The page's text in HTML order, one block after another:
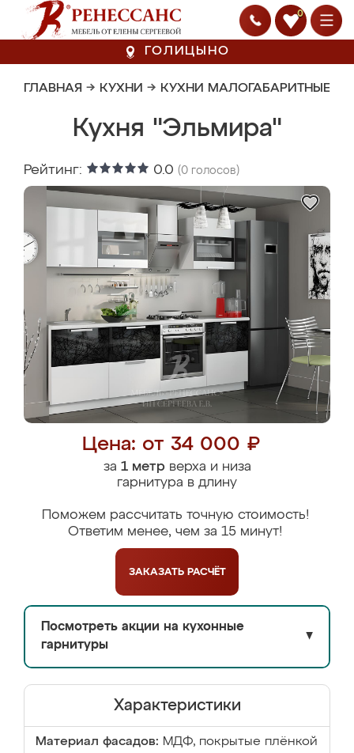
0
ГОЛИЦЫНО
ГЛАВНАЯ → КУХНИ → КУХНИ МАЛОГАБАРИТНЫЕ
Кухня "Эльмира"
Рейтинг: 0.0 (0 голосов)
Цена: от 34 000 ₽
за 1 метрверха и низа
гарнитура в длину
Поможем рассчитать точную стоимость!
Ответим менее, чем за 15 минут!
ЗАКАЗАТЬ РАСЧЁТ
Посмотреть акции на кухонные
гарнитуры
▼
Характеристики
Материал фасадов: МДФ, покрытые плёнкой